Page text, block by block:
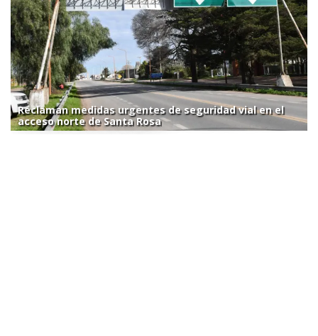
Reclaman medidas urgentes de seguridad vial en el
acceso norte de Santa Rosa